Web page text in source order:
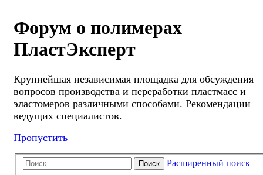
Форум о полимерах
ПластЭксперт
Крупнейшая независимая площадка для обсуждения
вопросов производства и переработки пластмасс и
эластомеров различными способами. Рекомендации
ведущих специалистов.
Пропустить
Поиск Расширенный поиск